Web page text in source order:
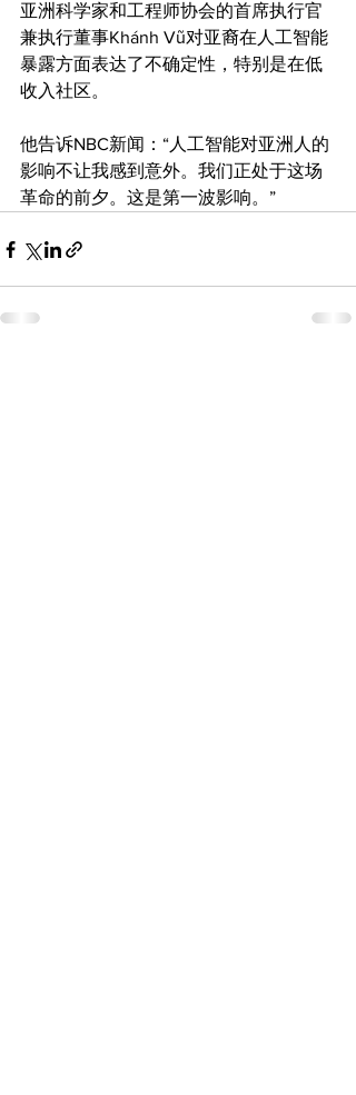
亚洲科学家和工程师协会的首席执行官
兼执行董事Khánh Vũ对亚裔在人工智能
暴露方面表达了不确定性，特别是在低
收入社区。
他告诉NBC新闻：“人工智能对亚洲人的
影响不让我感到意外。我们正处于这场
革命的前夕。这是第一波影响。”